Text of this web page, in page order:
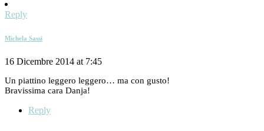
Reply
Michela Sassi
16 Dicembre 2014 at 7:45
Un piattino leggero leggero… ma con gusto!
Bravissima cara Danja!
Reply